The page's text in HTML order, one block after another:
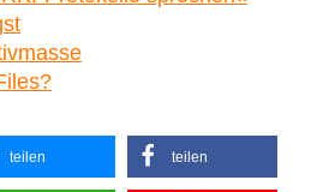
teilen teilen